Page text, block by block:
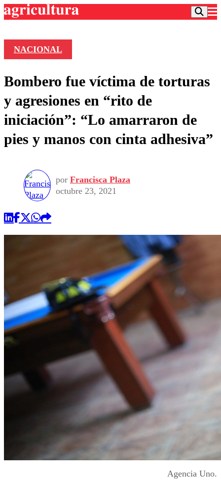
Frecuencias
Agricultura TV
Deportes
Colo Colo
Motor
Torneo Internacional
Torneo Nacional
Entretención
Internacional
Nacional
Vida Social
Programas
Comercial
NACIONAL
Bombero fue víctima de torturas
y agresiones en “rito de
iniciación”: “Lo amarraron de
pies y manos con cinta adhesiva”
por Francisca Plaza
octubre 23, 2021
Agencia Uno.